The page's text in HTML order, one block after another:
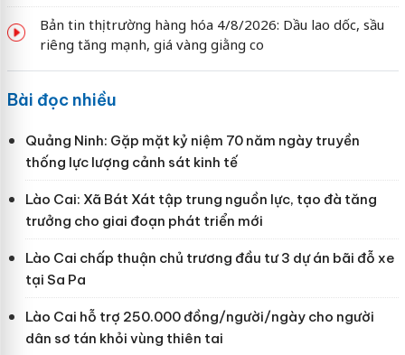
Bản tin thị trường hàng hóa 4/8/2026: Dầu lao dốc, sầu
riêng tăng mạnh, giá vàng giằng co
Bài đọc nhiều
Quảng Ninh: Gặp mặt kỷ niệm 70 năm ngày truyền
thống lực lượng cảnh sát kinh tế
Lào Cai: Xã Bát Xát tập trung nguồn lực, tạo đà tăng
trưởng cho giai đoạn phát triển mới
Lào Cai chấp thuận chủ trương đầu tư 3 dự án bãi đỗ xe
tại Sa Pa
Lào Cai hỗ trợ 250.000 đồng/người/ngày cho người
dân sơ tán khỏi vùng thiên tai